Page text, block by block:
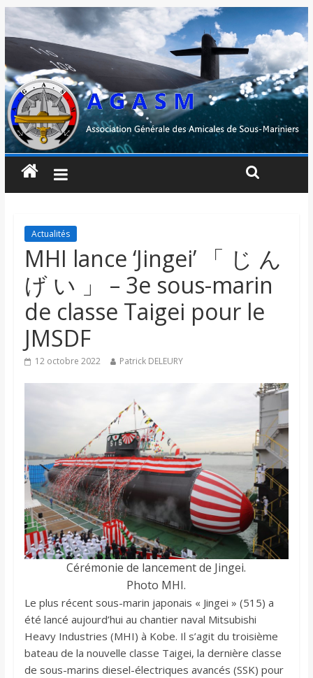
Actualités
MHI lance ‘Jingei’ 「 じ ん
げ い 」 – 3e sous-marin
de classe Taigei pour le
JMSDF
12 octobre 2022 Patrick DELEURY
Cérémonie de lancement de Jingei.
Photo MHI.
Le plus récent sous-marin japonais « Jingei » (515) a
été lancé aujourd’hui au chantier naval Mitsubishi
Heavy Industries (MHI) à Kobe. Il s’agit du troisième
bateau de la nouvelle classe Taigei, la dernière classe
de sous-marins diesel-électriques avancés (SSK) pour